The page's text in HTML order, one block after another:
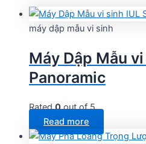
máy dập mẫu vi sinh
Máy Dập Mẫu
Panoramic
Rated0out of 5
Read more